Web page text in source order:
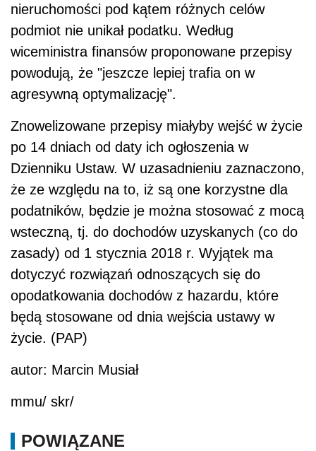
nieruchomości pod kątem różnych celów
podmiot nie unikał podatku. Według
wiceministra finansów proponowane przepisy
powodują, że "jeszcze lepiej trafia on w
agresywną optymalizację".
Znowelizowane przepisy miałyby wejść w życie
po 14 dniach od daty ich ogłoszenia w
Dzienniku Ustaw. W uzasadnieniu zaznaczono,
że ze względu na to, iż są one korzystne dla
podatników, będzie je można stosować z mocą
wsteczną, tj. do dochodów uzyskanych (co do
zasady) od 1 stycznia 2018 r. Wyjątek ma
dotyczyć rozwiązań odnoszących się do
opodatkowania dochodów z hazardu, które
będą stosowane od dnia wejścia ustawy w
życie. (PAP)
autor: Marcin Musiał
mmu/ skr/
POWIĄZANE